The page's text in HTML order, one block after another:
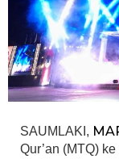
SAUMLAKI,
Qur’an (MTQ)